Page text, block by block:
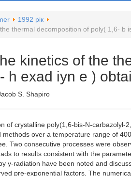
1992 рік
thermal decomposition of poly( 1,6-
kinetics of the
h exad iyn e )
S. Shapiro
of crystalline poly(1,6-bis-N-
over a temperature range of
Two consecutive processes were
to results consistent with the
y-radiation have been noted and
pre-exponential factors. The